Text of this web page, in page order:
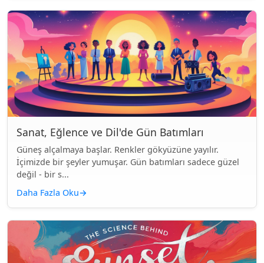
Sanat, Eğlence ve Dil'de Gün Batımları
Güneş alçalmaya başlar. Renkler gökyüzüne yayılır.
İçimizde bir şeyler yumuşar. Gün batımları sadece güzel
değil - bir s...
Daha Fazla Oku→